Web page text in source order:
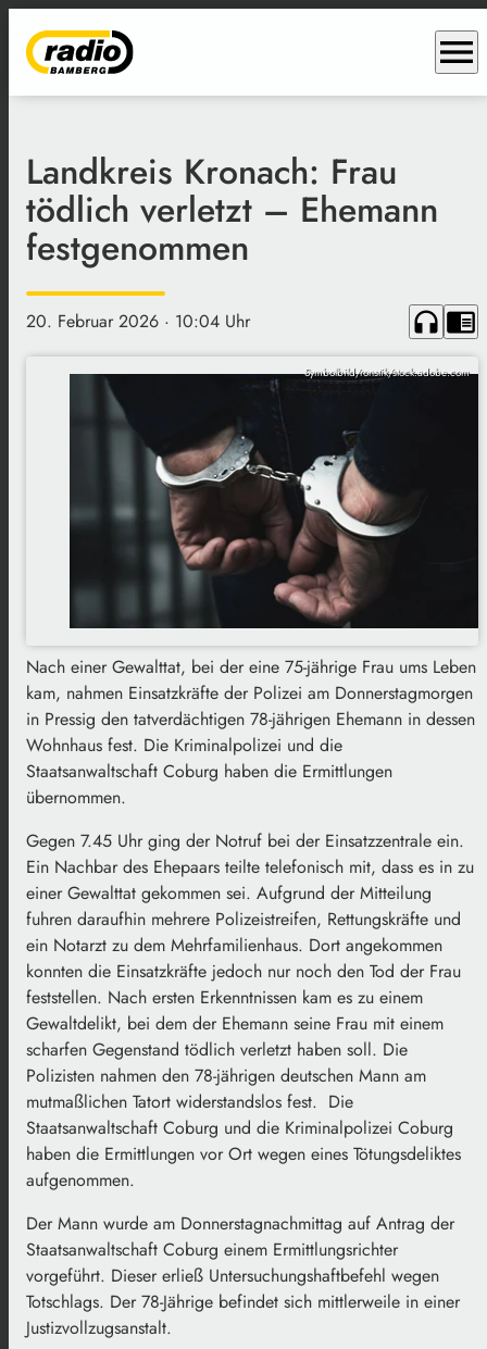
menu
Landkreis Kronach: Frau
tödlich verletzt – Ehemann
festgenommen
20. Februar 2026 · 10:04 Uhr headphones chrome_reader_mode
Symbolbild/ronstik/stock.adobe.com
Nach einer Gewalttat, bei der eine 75-jährige Frau ums Leben
kam, nahmen Einsatzkräfte der Polizei am Donnerstagmorgen
in Pressig den tatverdächtigen 78-jährigen Ehemann in dessen
Wohnhaus fest. Die Kriminalpolizei und die
Staatsanwaltschaft Coburg haben die Ermittlungen
übernommen.
Gegen 7.45 Uhr ging der Notruf bei der Einsatzzentrale ein.
Ein Nachbar des Ehepaars teilte telefonisch mit, dass es in zu
einer Gewalttat gekommen sei. Aufgrund der Mitteilung
fuhren daraufhin mehrere Polizeistreifen, Rettungskräfte und
ein Notarzt zu dem Mehrfamilienhaus. Dort angekommen
konnten die Einsatzkräfte jedoch nur noch den Tod der Frau
feststellen. Nach ersten Erkenntnissen kam es zu einem
Gewaltdelikt, bei dem der Ehemann seine Frau mit einem
scharfen Gegenstand tödlich verletzt haben soll. Die
Polizisten nahmen den 78-jährigen deutschen Mann am
mutmaßlichen Tatort widerstandslos fest. Die
Staatsanwaltschaft Coburg und die Kriminalpolizei Coburg
haben die Ermittlungen vor Ort wegen eines Tötungsdeliktes
aufgenommen.
Der Mann wurde am Donnerstagnachmittag auf Antrag der
Staatsanwaltschaft Coburg einem Ermittlungsrichter
vorgeführt. Dieser erließ Untersuchungshaftbefehl wegen
Totschlags. Der 78-Jährige befindet sich mittlerweile in einer
Justizvollzugsanstalt.